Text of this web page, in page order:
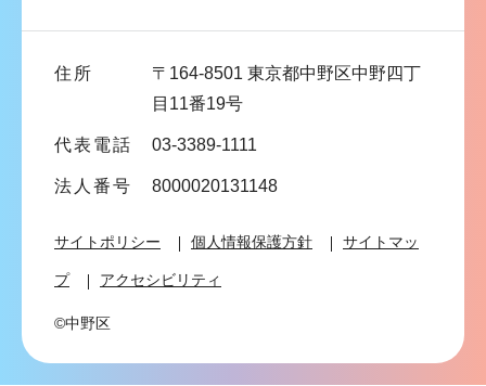
ま
住所
〒164-8501 東京都中野区中野四丁
目11番19号
代表電話 03-3389-1111
法人番号 8000020131148
サイトポリシー 個人情報保護方針 サイトマッ
プ アクセシビリティ
©中野区